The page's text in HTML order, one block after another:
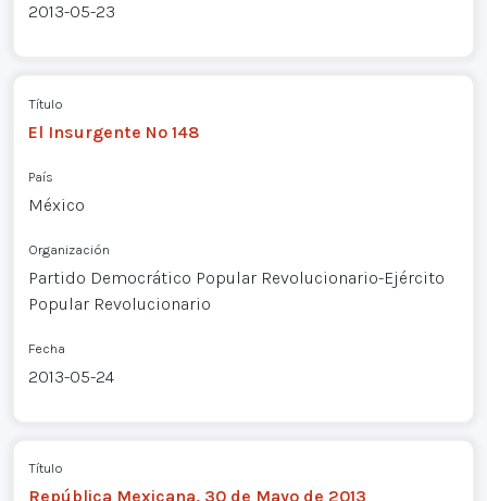
2013-05-23
Título
El Insurgente Nº 148
País
México
Organización
Partido Democrático Popular Revolucionario-Ejército
Popular Revolucionario
Fecha
2013-05-24
Título
República Mexicana, 30 de Mayo de 2013